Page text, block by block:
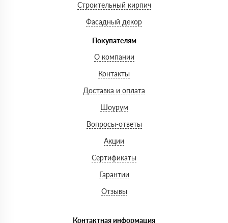
Строительный кирпич
Фасадный декор
Покупателям
О компании
Контакты
Доставка и оплата
Шоурум
Вопросы-ответы
Акции
Сертификаты
Гарантии
Отзывы
Контактная информация